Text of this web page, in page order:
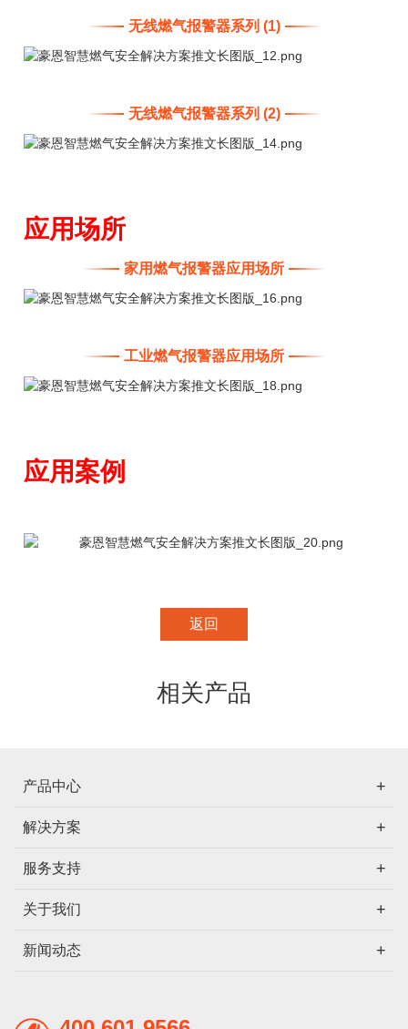
无线燃气报警器系列 (1)
无线燃气报警器系列 (2)
应用场所
家用燃气报警器应用场所
工业燃气报警器应用场所
应用案例
返回
相关产品
产品中心
解决方案
服务支持
关于我们
新闻动态